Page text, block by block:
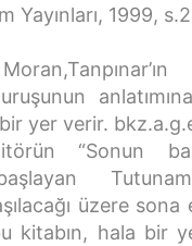
Yayınları, 1999,
yer verir.
“Sonun
üzere
kitabın, hala bir